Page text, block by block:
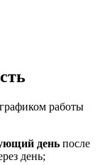
работы
день после
день;